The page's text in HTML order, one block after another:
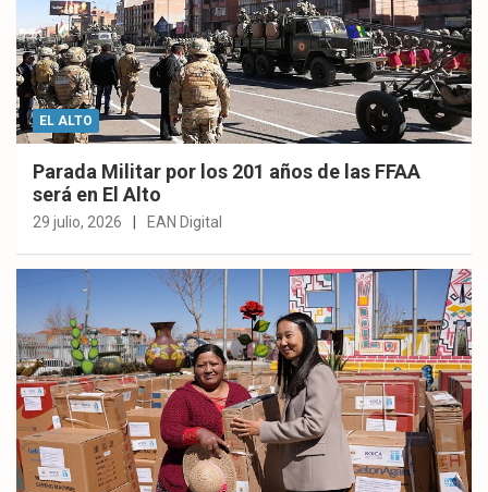
EL ALTO
Parada Militar por los 201 años de las FFAA
será en El Alto
29 julio, 2026 EAN Digital